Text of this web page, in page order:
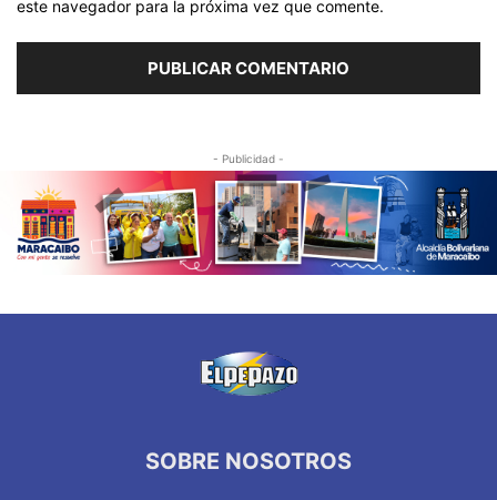
este navegador para la próxima vez que comente.
- Publicidad -
SOBRE NOSOTROS